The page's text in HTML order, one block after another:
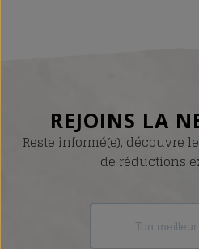
REJOINS LA
Reste informé(e), découvre
de réductions